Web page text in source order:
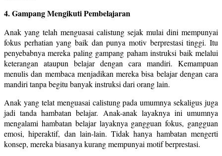
4. Gampang Mengikuti Pembelajaran
Anak yang telah menguasai calistung sejak mulai dini mempunyai
fokus perhatian yang baik dan punya motiv berprestasi tinggi. Itu
penyebabnya mereka paling gampang paham instruksi baik melalui
keterangan ataupun belajar dengan cara mandiri. Kemampuan
menulis dan membaca menjadikan mereka bisa belajar dengan cara
mandiri tanpa begitu banyak instruksi dari orang lain.
Anak yang telat menguasai calistung pada umumnya sekaligus juga
jadi tanda hambatan belajar. Anak-anak layaknya ini umumnya
mengalami hambatan belajar layaknya gangguan fokus, gangguan
emosi, hiperaktif, dan lain-lain. Tidak hanya hambatan mengerti
konsep, mereka biasanya kurang mempunyai motif berprestasi.